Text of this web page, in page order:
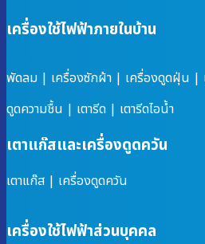
เครื่องใช้ไฟฟ้าภายในบ้าน
พัดลม | เครื่องซักผ้า | เครื่องดูดฝุ่น |
ดูดความชื้น | เตารีด | เตารีดไอน้ำ
เตาแก๊สและเครื่องดูดควัน
เตาแก๊ส | เครื่องดูดควัน
เครื่องใช้ไฟฟ้าส่วนบุคคล